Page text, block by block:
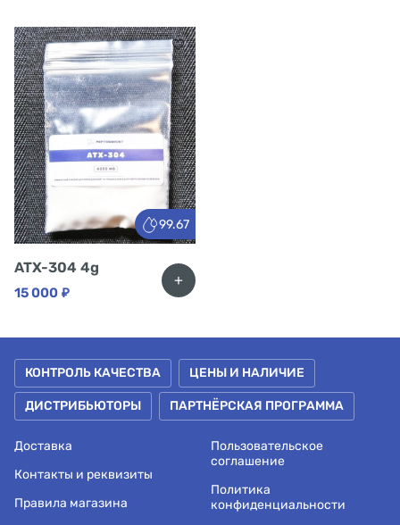
99.67
ATX-304 4g
15 000 ₽
+
КОНТРОЛЬ КАЧЕСТВА ЦЕНЫ И НАЛИЧИЕ
ДИСТРИБЬЮТОРЫ ПАРТНЁРСКАЯ ПРОГРАММА
Доставка
Контакты и реквизиты
Правила магазина
Пользовательское
соглашение
Политика
конфиденциальности